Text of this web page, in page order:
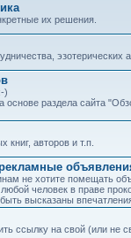
их решения.
эзотерических
)
основе раздела сайта
книг, авторов и т.п.
не хотите помещать
любой человек в праве
высказаны
ссылку на свой (или не